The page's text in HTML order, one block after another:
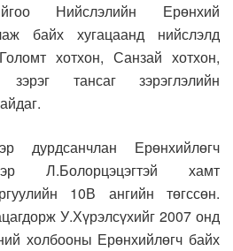
Нийслэлийн Ерөнхий
байх хугацаанд нийслэлд
хотхон, Санзай хотхон,
тансаг зэрэглэлийн
дурдсанчлан Ерөнхийлөгч
Л.Болорцэцэгтэй хамт
10В ангийн төгссөн.
У.Хүрэлсүхийг 2007 онд
холбооны Ерөнхийлөгч байх